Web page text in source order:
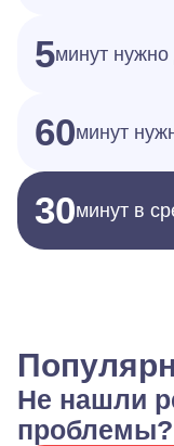
5минут
60минут
30минут в
Не нашли
проблемы?